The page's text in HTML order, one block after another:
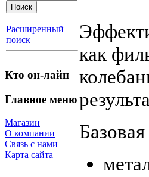
Расширенный
поиск
Кто он-лайн
Главное меню
Магазин
О компании
Связь с нами
Карта сайта
как